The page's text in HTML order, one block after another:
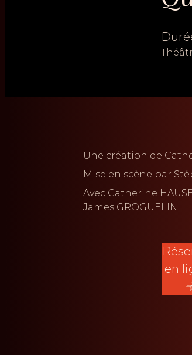
Une création de
Mise en scène par
Avec Catherine
James GROGUELIN
en